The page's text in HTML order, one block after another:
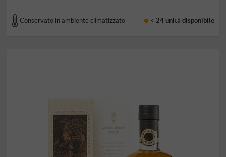
Conservato in ambiente climatizzato < 24 unità disponibile